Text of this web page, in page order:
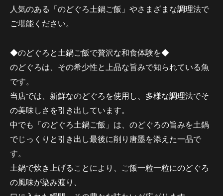
人気のある「のどぐろ土鍋ご飯」やさまざまな調理法で
ご堪能ください。
◆のどぐろと土鍋ご飯で贅沢な和食体験を◆
のどぐろは、その希少性と上品な旨みで知られている魚
です。
当店では、新鮮なのどぐろを使用し、多様な調理法でそ
の美味しさを引き出しています。
中でも「のどぐろ土鍋ご飯」は、のどぐろの旨みを土鍋
でじっくりと引き出し最後に削り唐墨を添えた一品で
す。
土鍋で炊き上げることにより、ご飯一粒一粒にのどぐろ
の風味が染み渡り、